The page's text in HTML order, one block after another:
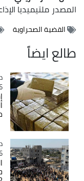
المصدرملتيميديا
القضية الصحراوية
طالع ايضاً